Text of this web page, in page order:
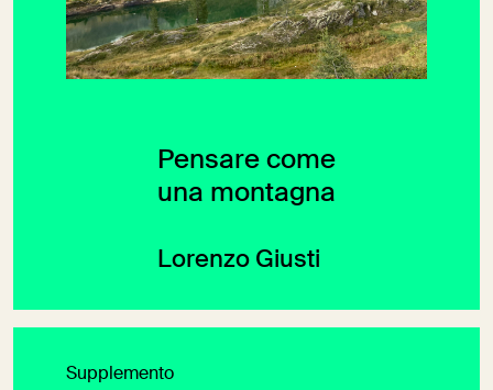
Pensare come
una montagna
Lorenzo Giusti
Supplemento